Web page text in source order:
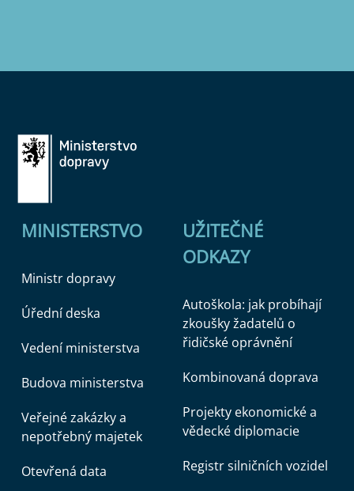
MINISTERSTVO
Ministr dopravy
Úřední deska
Vedení ministerstva
Budova ministerstva
Veřejné zakázky a
nepotřebný majetek
Otevřená data
UŽITEČNÉ
ODKAZY
Autoškola: jak probíhají
zkoušky žadatelů o
řidičské oprávnění
Kombinovaná doprava
Projekty ekonomické a
vědecké diplomacie
Registr silničních vozidel